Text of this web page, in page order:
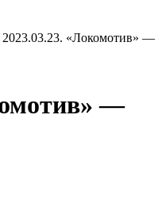
2023.03.23. «Локомотив» —
—